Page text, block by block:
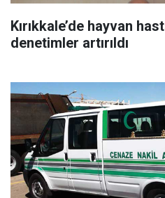
Kırıkkale’de hayvan
denetimler artırıldı